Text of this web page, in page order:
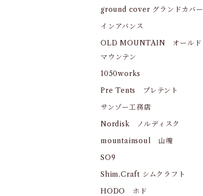
ground cover グランドカバー
インアバンス
OLD MOUNTAIN オールド
マウンテン
1050works
Pre Tents プレテント
サンゾー工務店
Nordisk ノルディスク
mountainsoul 山魂
SO9
Shim.Craft シムクラフト
HODO ホド